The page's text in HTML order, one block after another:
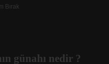
Bırak
günahı nedir ?